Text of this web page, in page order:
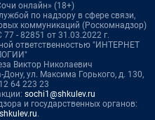
онлайн» (18+)
по надзору в сфере связи,
коммуникаций (Роскомнадзор)
- 82851 от 31.03.2022 г.
ответственностью "ИНТЕРНЕТ
Виктор Николаевич
ул. Максима Горького, д. 130,
64 223 23
sochi1@shkulev.ru
и государственных органов:
.